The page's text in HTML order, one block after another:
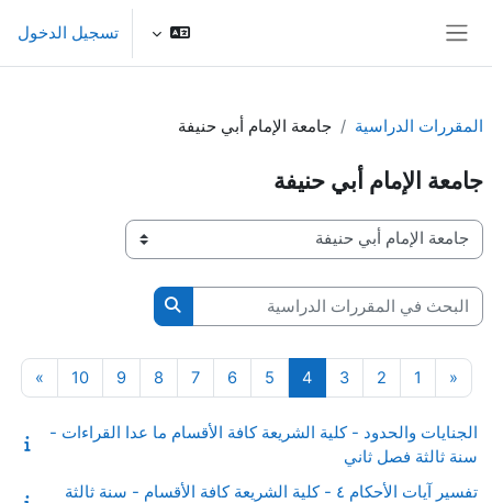
تسجيل الدخول
المقررات الدراسية جامعة الإمام أبي حنيفة
جامعة الإمام أبي حنيفة
تصنيفات المقررات
البحث في المقررات الدراسية
البحث في المقررات
« الصفحة السابقة
1صفحة 1
2 صفحة 2
3 صفحة 3
4صفحة 4
5 صفحة 5
6 صفحة 6
7صفحة 7
8 صفحة 8
9 صفحة 9
10صفحة 10
»
الجنايات والحدود - كلية الشريعة كافة الأقسام ما عدا القراءات -
سنة ثالثة فصل ثاني
تفسير آيات الأحكام ٤ - كلية الشريعة كافة الأقسام - سنة ثالثة